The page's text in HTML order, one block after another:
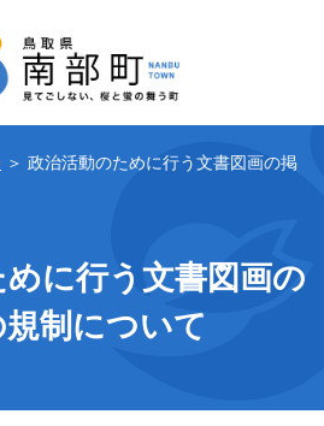
＞ 政治活動のために行う文書図画の掲
に行う文書図画の
制について